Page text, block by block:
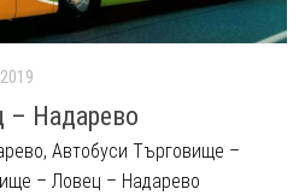
– Надарево
Автобуси Търговище –
– Ловец – Надарево